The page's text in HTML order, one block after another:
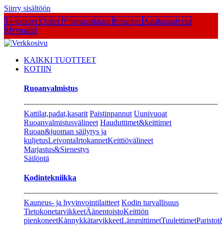
Siirry sisältöön
Tarjoukset Outlet Yritysasiakkaat Rmarket Asiakaspalvelu
Myymälät
KAIKKI TUOTTEET
KOTIIN
Ruoanvalmistus
Kattilat,padat,kasarit Paistinpannut Uunivuoat
Ruoanvalmistusvälineet Hauduttimet&keittimet
Ruoan&juoman säilytys ja
kuljetusLeivontaIrtokannetKeittiövälineet
Marjastus&Sienestys
Säilöntä
Kodintekniikka
Kauneus- ja hyvinvointilaitteet Kodin turvallisuus
TietokonetarvikkeetÄänentoistoKeittiön
pienkoneetKännykkätarvikkeetLämmittimetTuulettimet